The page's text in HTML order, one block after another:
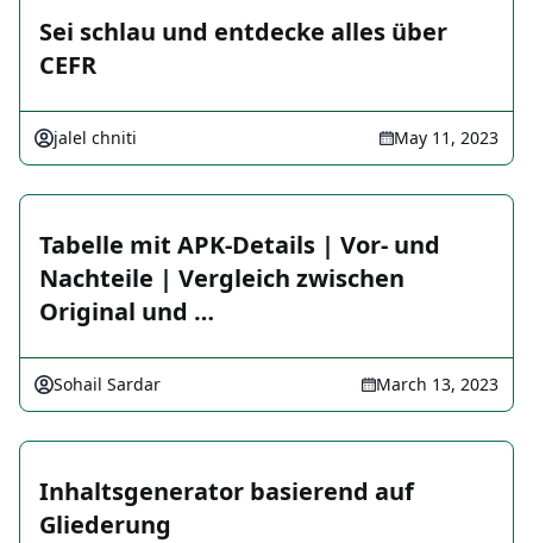
Sei schlau und entdecke alles über
CEFR
jalel chniti May 11, 2023
Tabelle mit APK-Details | Vor- und
Nachteile | Vergleich zwischen
Original und …
Sohail Sardar March 13, 2023
Inhaltsgenerator basierend auf
Gliederung